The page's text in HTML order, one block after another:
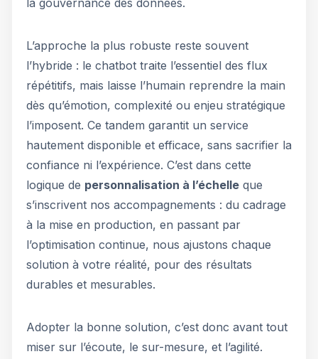
la gouvernance des données.
L’approche la plus robuste reste souvent
l’hybride : le chatbot traite l’essentiel des flux
répétitifs, mais laisse l’humain reprendre la main
dès qu’émotion, complexité ou enjeu stratégique
l’imposent. Ce tandem garantit un service
hautement disponible et efficace, sans sacrifier la
confiance ni l’expérience. C’est dans cette
logique de personnalisation à l’échelle que
s’inscrivent nos accompagnements : du cadrage
à la mise en production, en passant par
l’optimisation continue, nous ajustons chaque
solution à votre réalité, pour des résultats
durables et mesurables.
Adopter la bonne solution, c’est donc avant tout
miser sur l’écoute, le sur-mesure, et l’agilité.